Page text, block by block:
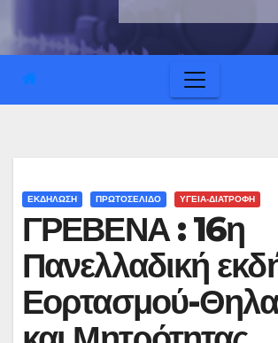
ΕΚΔΗΛΩΣΗ ΠΡΩΤΟΣΕΛΙΔΟ ΥΓΕΙΑ-ΔΙΑΤΡΟΦΗ
ΓΡΕΒΕΝΑ : 16η
Πανελλαδική
Εορτασμού-